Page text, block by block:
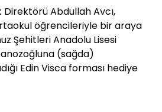
Abdullah Avcı,
öğrencileriyle bir araya
Şehitleri Anadolu Lisesi
(sağda)
Edin Visca forması hediye